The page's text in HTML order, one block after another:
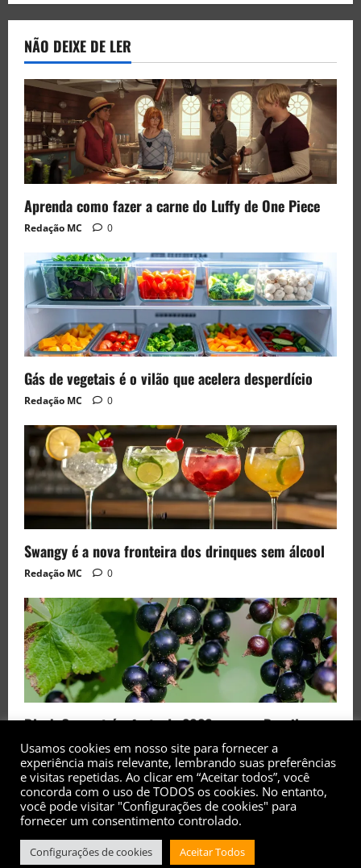
NÃO DEIXE DE LER
Aprenda como fazer a carne do Luffy de One Piece
Redação MC 0
Gás de vegetais é o vilão que acelera desperdício
Redação MC 0
Swangy é a nova fronteira dos drinques sem álcool
Redação MC 0
Black Currant é a fruta de 2026 rara no Brasil
Redação MC 0
Copyright© 2017 - 2026 - Todos os direitos
Usamos cookies em nosso site para fornecer a
experiência mais relevante, lembrando suas preferências
e visitas repetidas. Ao clicar em “Aceitar todos”, você
concorda com o uso de TODOS os cookies. No entanto,
você pode visitar "Configurações de cookies" para
fornecer um consentimento controlado.
Configurações de cookies Aceitar Todos